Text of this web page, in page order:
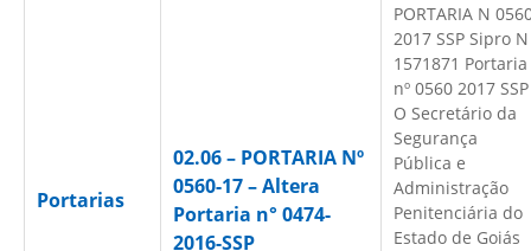
Portarias
02.06 – PORTARIA Nº
0560-17 – Altera
Portaria n° 0474-
2016-SSP
PORTARIA N
2017 SSP Sipro N
1571871 Portaria
nº 0560 2017 SSP
O Secretário da
Segurança
Pública e
Administração
Penitenciária do
Estado de Goiás